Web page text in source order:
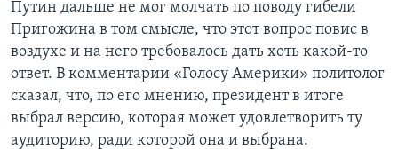
Путин дальше не мог молчать по поводу гибели
Пригожина в том смысле, что этот вопрос повис в
воздухе и на него требовалось дать хоть какой-то
ответ. В комментарии «Голосу Америки» политолог
сказал, что, по его мнению, президент в итоге
выбрал версию, которая может удовлетворить ту
аудиторию, ради которой она и выбрана.